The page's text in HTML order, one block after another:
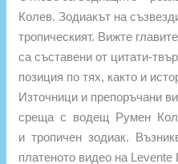
Колев. Зодиакът на
тропическият. Вижте
са съставени от цитати-
позиция по тях, както и
Източници и препоръчани
среща с водещ Румен
и тропичен зодиак.
платеното видео на